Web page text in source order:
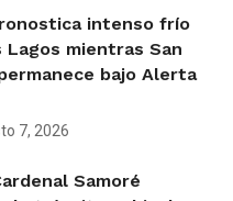
intenso frío
Lagos mientras San
bajo Alerta
7, 2026
Samoré